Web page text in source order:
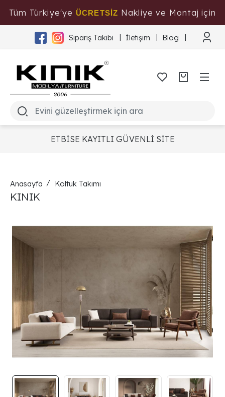
Tüm Türkiye'ye ÜCRETSİZ Nakliye ve Montaj için
Tıklayınız
Sipariş Takibi İletişim Blog
ETBİSE KAYITLI GÜVENLİ SİTE
Anasayfa Koltuk Takımı
KINIK